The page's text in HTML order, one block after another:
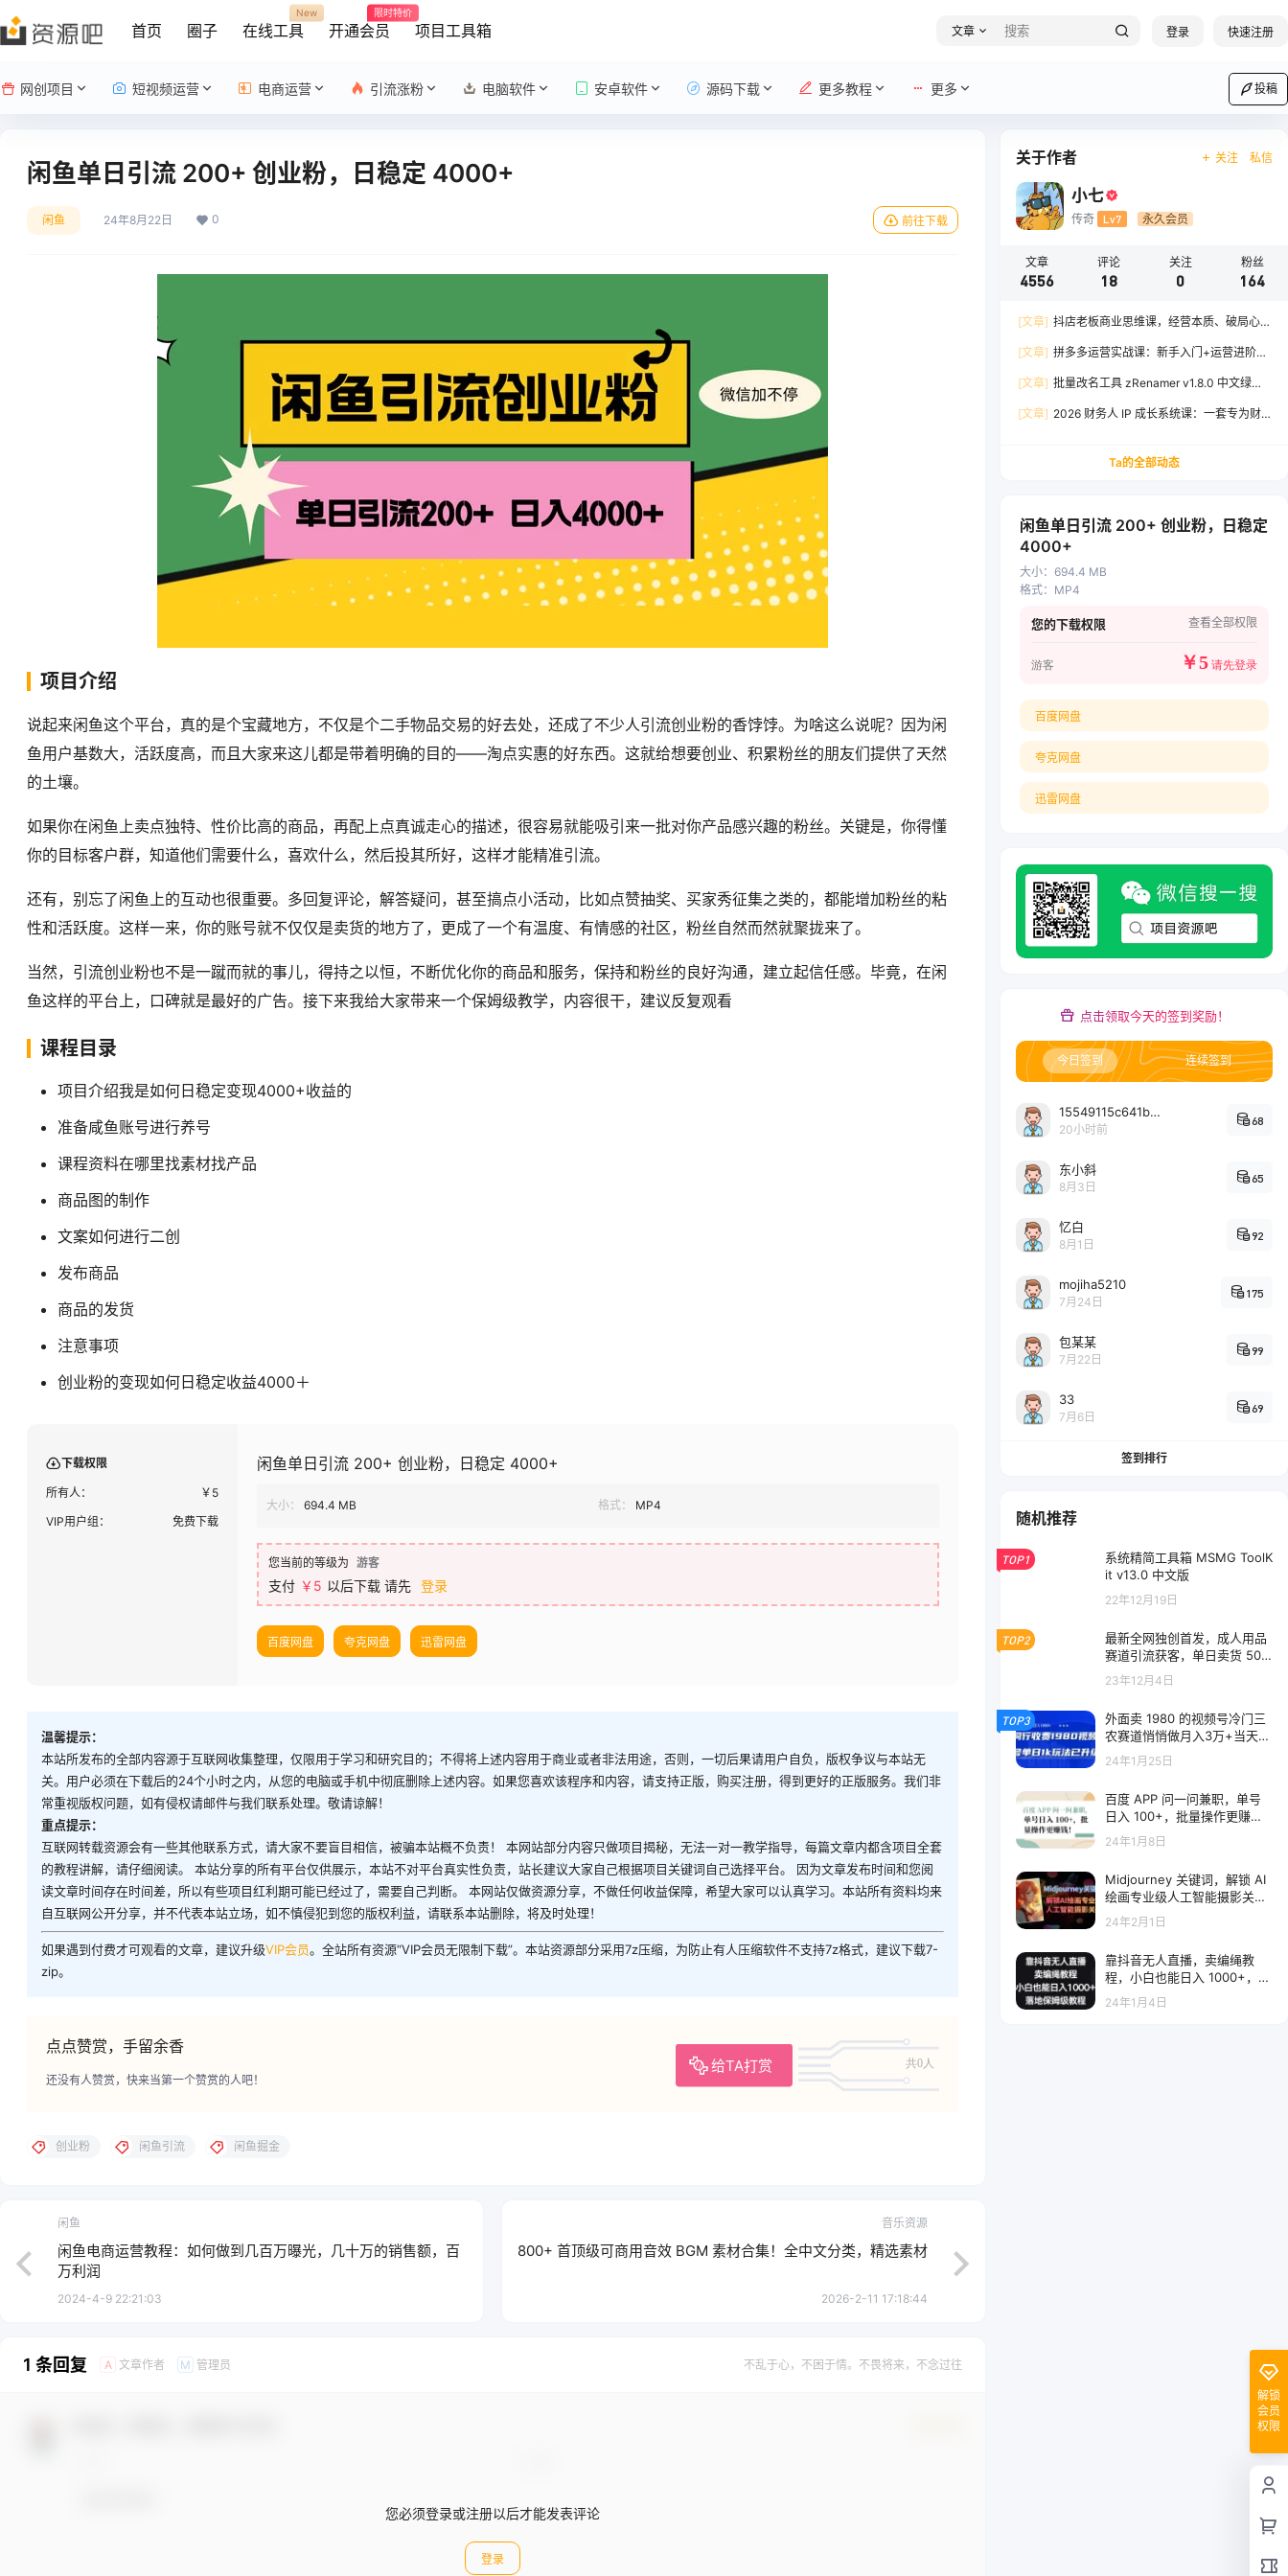
首页 圈子 在线工具
New
开通会员
限时特价
项目工具箱 文章 登录 快速注册
网创项目 短视频运营 电商运营 引流涨粉 电脑软件 安卓软件 源码下载 更多教程 更多 投稿
闲鱼单日引流 200+ 创业粉，日稳定 4000+
闲鱼 24年8月22日 0 前往下载
项目介绍
说起来闲鱼这个平台，真的是个宝藏地方，不仅是个二手物品交易的好去处，还成了不少人引流创业粉的香饽饽。为啥这么说呢？因为闲
鱼用户基数大，活跃度高，而且大家来这儿都是带着明确的目的——淘点实惠的好东西。这就给想要创业、积累粉丝的朋友们提供了天然
的土壤。
如果你在闲鱼上卖点独特、性价比高的商品，再配上点真诚走心的描述，很容易就能吸引来一批对你产品感兴趣的粉丝。关键是，你得懂
你的目标客户群，知道他们需要什么，喜欢什么，然后投其所好，这样才能精准引流。
还有，别忘了闲鱼上的互动也很重要。多回复评论，解答疑问，甚至搞点小活动，比如点赞抽奖、买家秀征集之类的，都能增加粉丝的粘
性和活跃度。这样一来，你的账号就不仅仅是卖货的地方了，更成了一个有温度、有情感的社区，粉丝自然而然就聚拢来了。
当然，引流创业粉也不是一蹴而就的事儿，得持之以恒，不断优化你的商品和服务，保持和粉丝的良好沟通，建立起信任感。毕竟，在闲
鱼这样的平台上，口碑就是最好的广告。接下来我给大家带来一个保姆级教学，内容很干，建议反复观看
课程目录
项目介绍我是如何日稳定变现4000+收益的
准备咸鱼账号进行养号
课程资料在哪里找素材找产品
商品图的制作
文案如何进行二创
发布商品
商品的发货
注意事项
创业粉的变现如何日稳定收益4000＋
下载权限
所有人： ￥ 5
VIP用户组：
免费下载
闲鱼单日引流 200+ 创业粉，日稳定 4000+
大小： 694.4 MB 格式： MP4
您当前的等级为 游客
支付 ￥ 5 以后下载 请先 登录
百度网盘 夸克网盘 迅雷网盘
温馨提示：
本站所发布的全部内容源于互联网收集整理，仅限用于学习和研究目的；不得将上述内容用于商业或者非法用途，否则，一切后果请用户自负，版权争议与本站无
关。用户必须在下载后的24个小时之内，从您的电脑或手机中彻底删除上述内容。如果您喜欢该程序和内容，请支持正版，购买注册，得到更好的正版服务。我们非
常重视版权问题，如有侵权请邮件与我们联系处理。敬请谅解！
重点提示：
互联网转载资源会有一些其他联系方式，请大家不要盲目相信，被骗本站概不负责！ 本网站部分内容只做项目揭秘，无法一对一教学指导，每篇文章内都含项目全套
的教程讲解，请仔细阅读。 本站分享的所有平台仅供展示，本站不对平台真实性负责，站长建议大家自己根据项目关键词自己选择平台。 因为文章发布时间和您阅
读文章时间存在时间差，所以有些项目红利期可能已经过了，需要自己判断。 本网站仅做资源分享，不做任何收益保障，希望大家可以认真学习。本站所有资料均来
自互联网公开分享，并不代表本站立场，如不慎侵犯到您的版权利益，请联系本站删除，将及时处理！
如果遇到付费才可观看的文章，建议升级VIP会员。全站所有资源“VIP会员无限制下载”。本站资源部分采用7z压缩，为防止有人压缩软件不支持7z格式，建议下载7-
zip。
点点赞赏，手留余香
给TA打赏 共0人
还没有人赞赏，快来当第一个赞赏的人吧！
创业粉 闲鱼引流 闲鱼掘金
闲鱼
闲鱼电商运营教程：如何做到几百万曝光，几十万的销售额，百
万利润
2024-4-9 22:21:03
音乐资源
800+ 首顶级可商用音效 BGM 素材合集！全中文分类，精选素材
2026-2-11 17:18:44
1 条回复 A 文章作者 M 管理员 不乱于心，不困于情。不畏将来，不念过往
您必须登录或注册以后才能发表评论
登录
关于作者 关注 私信
小七
传奇 Lv7 永久会员
文章
4556
评论
18
关注
0
粉丝
164
[文章] 抖店老板商业思维课，经营本质、破局心
增
[文章] 拼多多运营实战课：新手入门+运营进阶、
出百单
[文章] 批量改名工具 zRenamer v1.8.0 中文绿色
[文章] 2026 财务人 IP 成长系统课：一套专为财
Ta的全部动态
闲鱼单日引流 200+ 创业粉，日稳定
4000+
大小： 694.4 MB
格式： MP4
您的下载权限 查看全部权限
游客 ￥5 请先登录
百度网盘
夸克网盘
迅雷网盘
点击领取今天的签到奖励！
今日签到 连续签到
15549115c641bc6524e64d1d800349ec7396
20小时前
68
东小斜
8月3日
65
忆白
8月1日
92
mojiha5210
7月24日
175
包某某
7月22日
99
33
7月6日
69
签到排行
随机推荐
TOP1
系统精简工具箱 MSMG ToolK
it v13.0 中文版
22年12月19日
TOP2
最新全网独创首发，成人用品
赛道引流获客，单日卖货 500
0+，月入 10w 保姆级教程
23年12月4日
TOP3
外面卖 1980 的视频号冷门三
农赛道悄悄做月入3万+当天见
收益
24年1月25日
百度 APP 问一问兼职，单号
日入 100+，批量操作更赚
钱！
24年1月8日
Midjourney 关键词，解锁 AI
绘画专业级人工智能摄影关键
词表
24年2月1日
靠抖音无人直播，卖编绳教
程，小白也能日入 1000+，落
地保姆级教程
24年1月4日
解锁
会员
权限